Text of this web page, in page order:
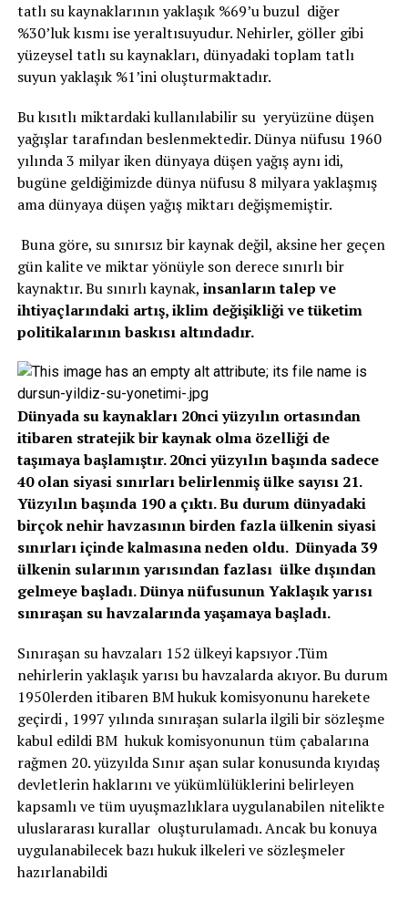
tatlı su kaynaklarının yaklaşık %69’u buzul diğer
%30’luk kısmı ise yeraltısuyudur. Nehirler, göller gibi
yüzeysel tatlı su kaynakları, dünyadaki toplam tatlı
suyun yaklaşık %1’ini oluşturmaktadır.
Bu kısıtlı miktardaki kullanılabilir su yeryüzüne düşen
yağışlar tarafından beslenmektedir. Dünya nüfusu 1960
yılında 3 milyar iken dünyaya düşen yağış aynı idi,
bugüne geldiğimizde dünya nüfusu 8 milyara yaklaşmış
ama dünyaya düşen yağış miktarı değişmemiştir.
Buna göre, su sınırsız bir kaynak değil, aksine her geçen
gün kalite ve miktar yönüyle son derece sınırlı bir
kaynaktır. Bu sınırlı kaynak, insanların talep ve
ihtiyaçlarındaki artış, iklim değişikliği ve tüketim
politikalarının baskısı altındadır.
Dünyada su kaynakları 20nci yüzyılın ortasından
itibaren stratejik bir kaynak olma özelliği de
taşımaya başlamıştır. 20nci yüzyılın başında sadece
40 olan siyasi sınırları belirlenmiş ülke sayısı 21.
Yüzyılın başında 190 a çıktı. Bu durum dünyadaki
birçok nehir havzasının birden fazla ülkenin siyasi
sınırları içinde kalmasına neden oldu. Dünyada 39
ülkenin sularının yarısından fazlası ülke dışından
gelmeye başladı. Dünya nüfusunun Yaklaşık yarısı
sınıraşan su havzalarında yaşamaya başladı.
Sınıraşan su havzaları 152 ülkeyi kapsıyor .Tüm
nehirlerin yaklaşık yarısı bu havzalarda akıyor. Bu durum
1950lerden itibaren BM hukuk komisyonunu harekete
geçirdi , 1997 yılında sınıraşan sularla ilgili bir sözleşme
kabul edildi BM hukuk komisyonunun tüm çabalarına
rağmen 20. yüzyılda Sınır aşan sular konusunda kıyıdaş
devletlerin haklarını ve yükümlülüklerini belirleyen
kapsamlı ve tüm uyuşmazlıklara uygulanabilen nitelikte
uluslararası kurallar oluşturulamadı. Ancak bu konuya
uygulanabilecek bazı hukuk ilkeleri ve sözleşmeler
hazırlanabildi